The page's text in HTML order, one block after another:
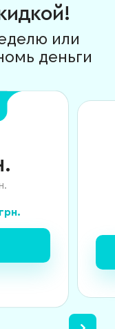
или
деньги
грн.